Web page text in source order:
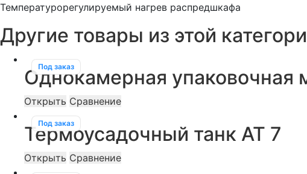
Температурорегулируемый нагрев распредшкафа
Другие товары из этой
Под заказ
Однокамерная упаковочная
Открыть Сравнение
Под заказ
Термоусадочный танк AT 7
Открыть Сравнение